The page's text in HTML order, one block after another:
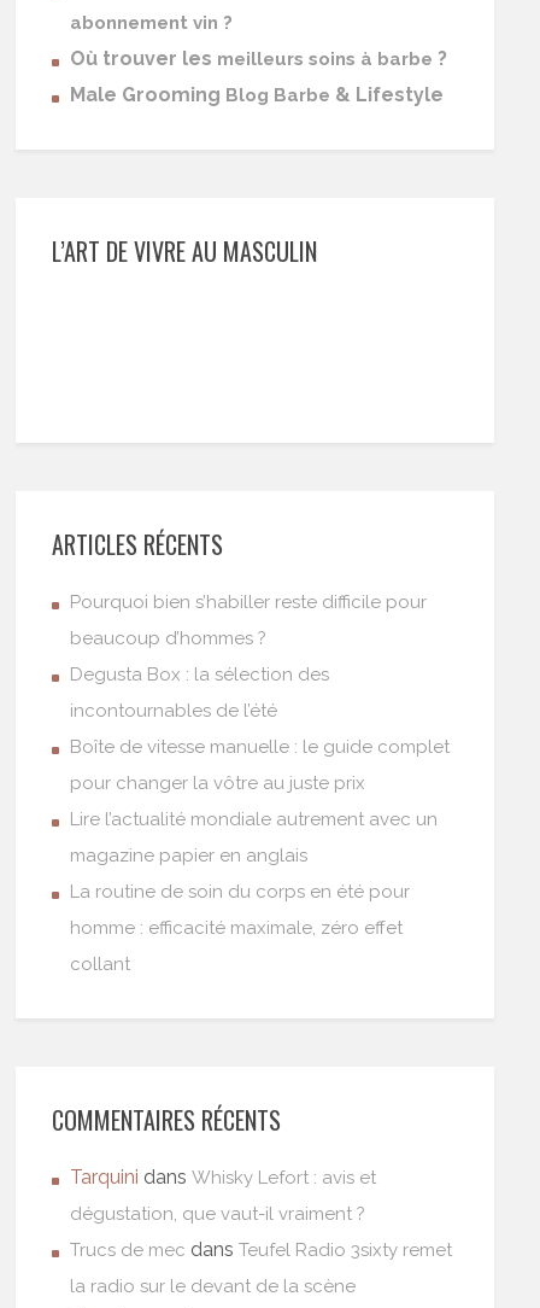
abonnement vin ?
Où trouver les meilleurs soins à barbe ?
Male Grooming Blog Barbe & Lifestyle
L’ART DE VIVRE AU MASCULIN
ARTICLES RÉCENTS
Pourquoi bien s’habiller reste difficile pour
beaucoup d’hommes ?
Degusta Box : la sélection des
incontournables de l’été
Boîte de vitesse manuelle : le guide complet
pour changer la vôtre au juste prix
Lire l’actualité mondiale autrement avec un
magazine papier en anglais
La routine de soin du corps en été pour
homme : efficacité maximale, zéro effet
collant
COMMENTAIRES RÉCENTS
Tarquini dansWhisky Lefort : avis et
dégustation, que vaut-il vraiment ?
Trucs de mec dansTeufel Radio 3sixty remet
la radio sur le devant de la scène